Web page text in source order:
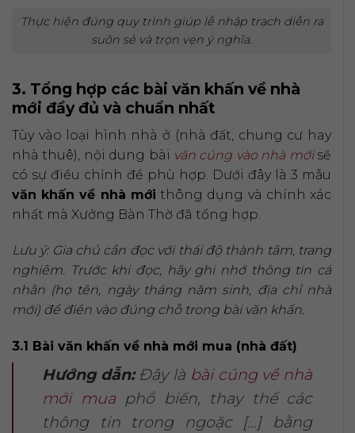
Thực hiện đúng quy trình giúp lễ nhập trạch diễn ra
suôn sẻ và trọn vẹn ý nghĩa.
3. Tổng hợp các bài văn khấn về nhà
mới đầy đủ và chuẩn nhất
Tùy vào loại hình nhà ở (nhà đất, chung cư hay
nhà thuê), nội dung bài văn cúng vào nhà mớisẽ
có sự điều chỉnh để phù hợp. Dưới đây là 3 mẫu
văn khấn về nhà mới thông dụng và chính xác
nhất mà Xưởng Bàn Thờ đã tổng hợp.
Lưu ý: Gia chủ cần đọc với thái độ thành tâm, trang
nghiêm. Trước khi đọc, hãy ghi nhớ thông tin cá
nhân (họ tên, ngày tháng năm sinh, địa chỉ nhà
mới) để điền vào đúng chỗ trong bài văn khấn.
3.1 Bài văn khấn về nhà mới mua (nhà đất)
Hướng dẫn:Đây là bài cúng về nhà
mới muaphổ biến, thay thế các
thông tin trong ngoặc […] bằng